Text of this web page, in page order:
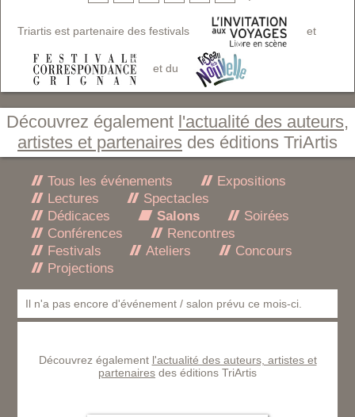
Triartis est partenaire des festivals et
et du
Découvrez également l'actualité des auteurs,
artistes et partenaires des éditions TriArtis
Tous les événements
Expositions
Lectures
Spectacles
Dédicaces
Salons
Soirées
Conférences
Rencontres
Festivals
Ateliers
Concours
Projections
Il n'a pas encore d'événement / salon prévu ce mois-ci.
Découvrez également l'actualité des auteurs, artistes et
partenaires des éditions TriArtis